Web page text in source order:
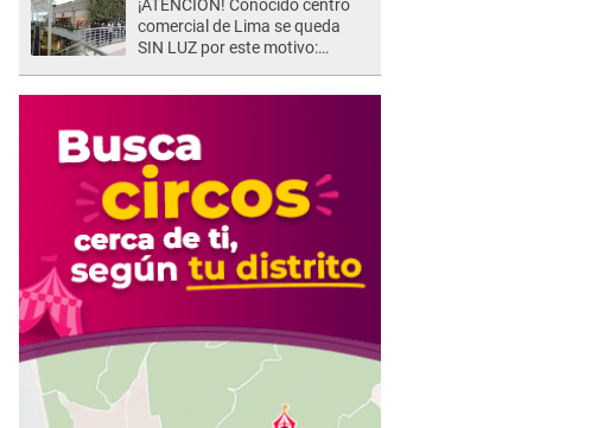
¡ATENCIÓN! Conocido centro
comercial de Lima se queda
SIN LUZ por este motivo: